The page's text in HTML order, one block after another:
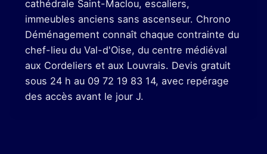
cathédrale Saint-Maclou, escaliers,
immeubles anciens sans ascenseur. Chrono
Déménagement connaît chaque contrainte du
chef-lieu du Val-d'Oise, du centre médiéval
aux Cordeliers et aux Louvrais. Devis gratuit
sous 24 h au 09 72 19 83 14, avec repérage
des accès avant le jour J.